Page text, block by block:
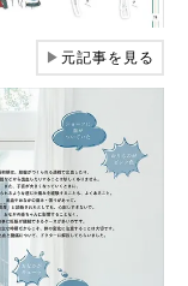
▶元記事を見る